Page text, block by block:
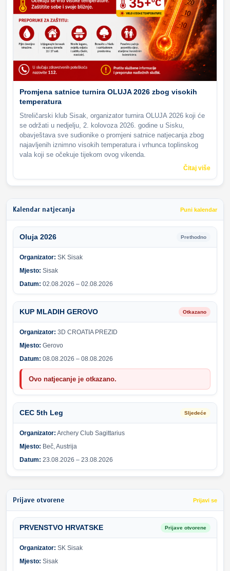
Promjena satnice turnira OLUJA 2026 zbog visokih
temperatura
Streličarski klub Sisak, organizator turnira OLUJA 2026 koji će
se održati u nedjelju, 2. kolovoza 2026. godine u Sisku,
obavještava sve sudionike o promjeni satnice natjecanja zbog
najavljenih iznimno visokih temperatura i vrhunca toplinskog
vala koji se očekuje tijekom ovog vikenda.
Čitaj više
Kalendar natjecanja Puni kalendar
Oluja 2026 Prethodno
Organizator: SK Sisak
Mjesto: Sisak
Datum: 02.08.2026 – 02.08.2026
KUP MLADIH GEROVO Otkazano
Organizator: 3D CROATIA PREZID
Mjesto: Gerovo
Datum: 08.08.2026 – 08.08.2026
Ovo natjecanje je otkazano.
CEC 5th Leg Sljedeće
Organizator: Archery Club Sagittarius
Mjesto: Beč, Austrija
Datum: 23.08.2026 – 23.08.2026
Prijave otvorene Prijavi se
PRVENSTVO HRVATSKE Prijave otvorene
Organizator: SK Sisak
Mjesto: Sisak